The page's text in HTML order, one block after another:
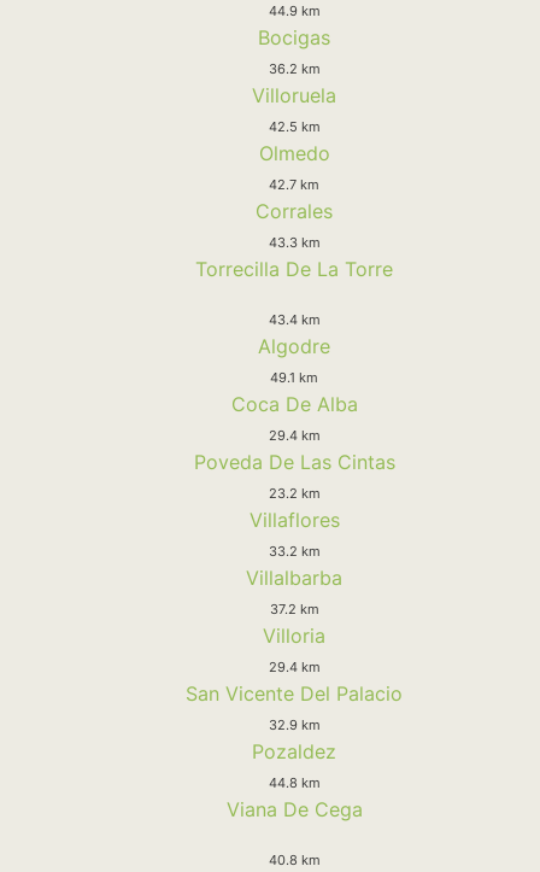
44.9 km
Bocigas
36.2 km
Villoruela
42.5 km
Olmedo
42.7 km
Corrales
43.3 km
Torrecilla De La Torre
43.4 km
Algodre
49.1 km
Coca De Alba
29.4 km
Poveda De Las Cintas
23.2 km
Villaflores
33.2 km
Villalbarba
37.2 km
Villoria
29.4 km
San Vicente Del Palacio
32.9 km
Pozaldez
44.8 km
Viana De Cega
40.8 km